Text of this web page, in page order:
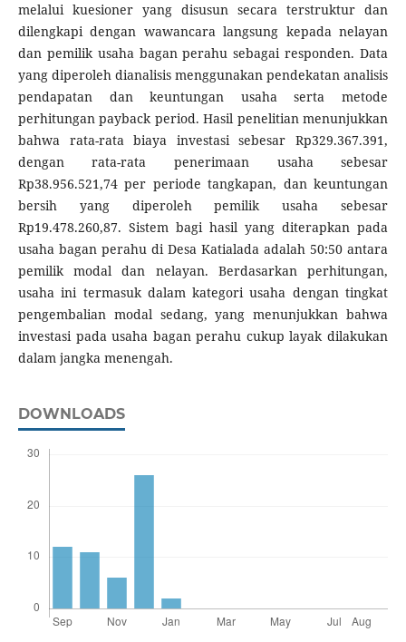
melalui kuesioner yang disusun secara terstruktur dan
dilengkapi dengan wawancara langsung kepada nelayan
dan pemilik usaha bagan perahu sebagai responden. Data
yang diperoleh dianalisis menggunakan pendekatan analisis
pendapatan dan keuntungan usaha serta metode
perhitungan payback period. Hasil penelitian menunjukkan
bahwa rata-rata biaya investasi sebesar Rp329.367.391,
dengan rata-rata penerimaan usaha sebesar
Rp38.956.521,74 per periode tangkapan, dan keuntungan
bersih yang diperoleh pemilik usaha sebesar
Rp19.478.260,87. Sistem bagi hasil yang diterapkan pada
usaha bagan perahu di Desa Katialada adalah 50:50 antara
pemilik modal dan nelayan. Berdasarkan perhitungan,
usaha ini termasuk dalam kategori usaha dengan tingkat
pengembalian modal sedang, yang menunjukkan bahwa
investasi pada usaha bagan perahu cukup layak dilakukan
dalam jangka menengah.
DOWNLOADS